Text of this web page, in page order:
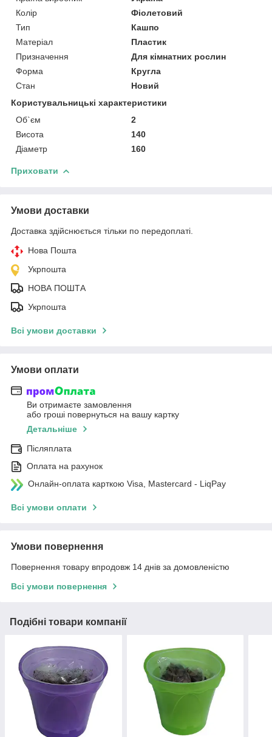
Колір
Фіолетовий
Тип
Кашпо
Матеріал
Пластик
Призначення
Для кімнатних рослин
Форма
Кругла
Стан
Новий
Користувальницькі характеристики
Об`єм
2
Висота
140
Діаметр
160
Приховати
Умови доставки
Доставка здійснюється тільки по передоплаті.
Нова Пошта
Укрпошта
НОВА ПОШТА
Укрпошта
Всі умови доставки
Умови оплати
Ви отримаєте замовлення
або гроші повернуться на вашу картку
Детальніше
Післяплата
Оплата на рахунок
Онлайн-оплата карткою Visa, Mastercard - LiqPay
Всі умови оплати
Умови повернення
Повернення товару впродовж 14 днів за домовленістю
Всі умови повернення
Подібні товари компанії